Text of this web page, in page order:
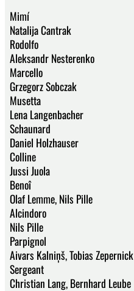
Mimí
Natalija Cantrak
Rodolfo
Aleksandr Nesterenko
Marcello
Grzegorz Sobczak
Musetta
Lena Langenbacher
Schaunard
Daniel Holzhauser
Colline
Jussi Juola
Benoî
Olaf Lemme, Nils Pille
Alcindoro
Nils Pille
Parpignol
Aivars Kalniņš, Tobias Zepernick
Sergeant
Christian Lang, Bernhard Leube